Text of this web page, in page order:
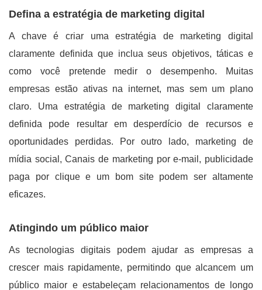
Defina a estratégia de marketing digital
A chave é criar uma estratégia de marketing digital
claramente definida que inclua seus objetivos, táticas e
como você pretende medir o desempenho. Muitas
empresas estão ativas na internet, mas sem um plano
claro. Uma estratégia de marketing digital claramente
definida pode resultar em desperdício de recursos e
oportunidades perdidas. Por outro lado, marketing de
mídia social, Canais de marketing por e-mail, publicidade
paga por clique e um bom site podem ser altamente
eficazes.
Atingindo um público maior
As tecnologias digitais podem ajudar as empresas a
crescer mais rapidamente, permitindo que alcancem um
público maior e estabeleçam relacionamentos de longo